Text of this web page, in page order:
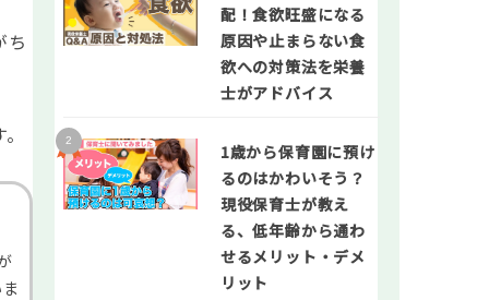
ち
配！食欲旺盛になる
原因や止まらない食
欲への対策法を栄養
士がアドバイス
1歳から保育園に預け
るのはかわいそう？
現役保育士が教え
る、低年齢から通わ
せるメリット・デメ
リット